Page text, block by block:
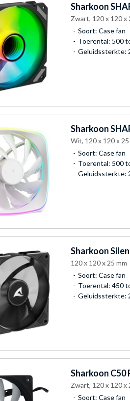
Sharkoon
Zwart, 120 x 120 x
Soort: Case fan
Toerental: 500
Geluidssterkte:
Sharkoon
Wit, 120 x 120 x 25
Soort: Case fan
Toerental: 500
Geluidssterkte:
Sharkoon
120 x 120 x 25 mm
Soort: Case fan
Toerental: 450
Geluidssterkte:
Sharkoon C50
Zwart, 120 x 120 x
Soort: Case fan